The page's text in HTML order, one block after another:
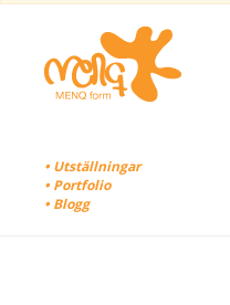
• Utställningar
• Portfolio
• Blogg